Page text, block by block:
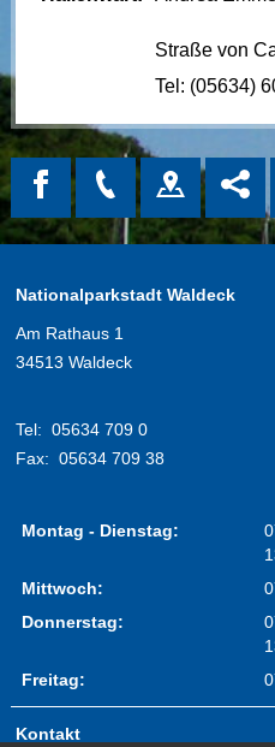
Straße von
Tel: (05634)
Nationalparkstadt Waldeck
Am Rathaus 1
34513 Waldeck
Tel: 05634 709 0
Fax: 05634 709 38
Montag - Dienstag:
Mittwoch:
Donnerstag:
Freitag:
Kontakt